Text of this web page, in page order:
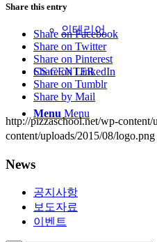
인테리어
CS CENTER
Menu Menu
Share this entry
Share on Facebook
Share on Twitter
Share on Pinterest
Share on LinkedIn
Share on Tumblr
Share by Mail
http://pizzaschool.net/wp-
content/uploads/2015/08/logo.png
News
공지사항
보도자료
이벤트